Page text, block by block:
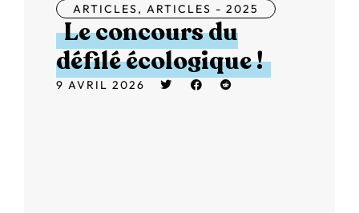
ARTICLES, ARTICLES - 2025
Le concours du
défilé écologique !
9 AVRIL 2026